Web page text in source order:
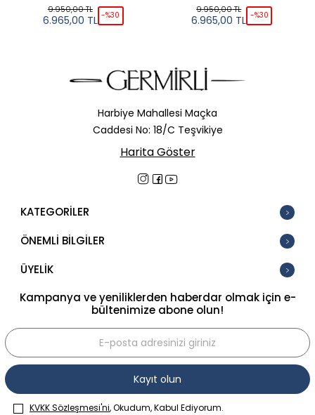
9.950,00TL
6.965,00 TL -%30
9.950,00TL
6.965,00 TL -%30
Harbiye Mahallesi Maçka
Caddesi No: 18/C Teşvikiye
Harita Göster
KATEGORİLER
ÖNEMLİ BİLGİLER
ÜYELİK
Kampanya ve yeniliklerden haberdar olmak için e-
bültenimize abone olun!
Kayıt olun
KVKK Sözleşmesi'ni, Okudum, Kabul Ediyorum.